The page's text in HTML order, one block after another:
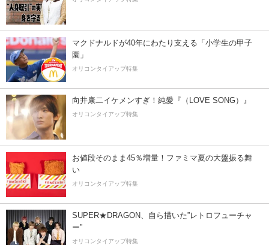
マクドナルドが40年にわたり支える「小学生の甲子
園」
オリコンタイアップ特集
向井康二イケメンすぎ！純愛『（LOVE SONG）』
オリコンタイアップ特集
お値段そのまま45％増量！ファミマ夏の大盤振る舞
い
オリコンタイアップ特集
SUPER★DRAGON、自ら描いた”レトロフューチャ
ー”
オリコンタイアップ特集